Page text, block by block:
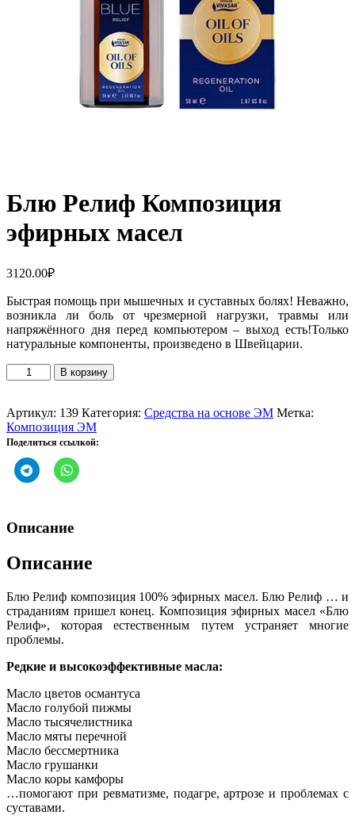
Блю Релиф Композиция
эфирных масел
3120.00₽
Быстрая помощь при мышечных и суставных болях! Неважно,
возникла ли боль от чрезмерной нагрузки, травмы или
напряжённого дня перед компьютером – выход есть!Только
натуральные компоненты, произведено в Швейцарии.
Количество
товара
Релиф
Композиция
эфирных
масел
В корзину
Артикул: 139 Категория: Средства на основе ЭМ Метка:
Композиция ЭМ
Поделиться ссылкой:
Описание
Описание
Блю Релиф композиция 100% эфирных масел. Блю Релиф … и
страданиям пришел конец. Композиция эфирных масел «Блю
Релиф», которая естественным путем устраняет многие
проблемы.
Редкие и высокоэффективные масла:
Масло цветов османтуса
Масло голубой пижмы
Масло тысячелистника
Масло мяты перечной
Масло бессмертника
Масло грушанки
Масло коры камфоры
…помогают при ревматизме, подагре, артрозе и проблемах с
суставами.